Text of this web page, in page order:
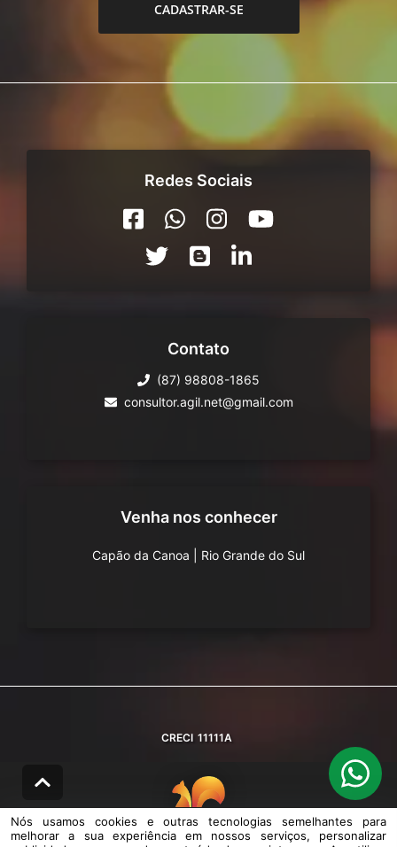
CADASTRAR-SE
Redes Sociais
Contato
(87) 98808-1865
consultor.agil.net@gmail.com
Venha nos conhecer
Capão da Canoa Rio Grande do Sul
CRECI 11111A
© DESENVOLVIDO PELAAGIL.NET
Nós usamos cookies e outras tecnologias semelhantes para
melhorar a sua experiência em nossos serviços, personalizar